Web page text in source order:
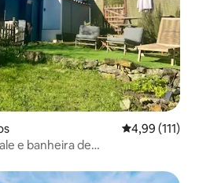
4,99 de uma
4,99 (111)
e banheira de